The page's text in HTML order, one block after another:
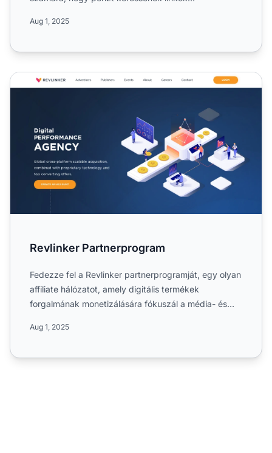
Aug 1, 2025
Revlinker Partnerprogram
Revlinker Partnerprogram
Fedezze fel a Revlinker partnerprogramját, egy olyan
affiliate hálózatot, amely digitális termékek
forgalmának monetizálására fókuszál a média- és
Aug 1, 2025